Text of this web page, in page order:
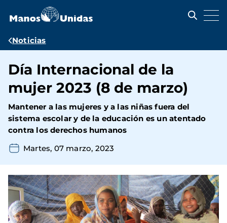
contenido
Ruta
navegación
Noticias
Día Internacional de la
mujer 2023 (8 de marzo)
Mantener a las mujeres y a las niñas fuera del
sistema escolar y de la educación es un atentado
contra los derechos humanos
Martes, 07 marzo, 2023